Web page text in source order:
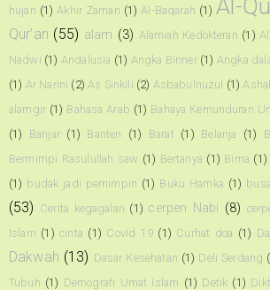
hujan (1) Akhir Zaman (1) Al-Baqarah (1) Al-
Qur’an (55) alam (3) Alamiah Kedokteran (1)
Nadwi (1) Andalusia (1) Angka Binner (1) Angka
(1) Ar Narini (2) As Sinkili (2) Asbabulnuzul (1)
alamgir (1) Bahasa Arab (1) Bahaya Kemunduran
(1)
Banjar (1) Banten (1) Barat (1) Belanja (1)
Bermimpi Rasulullah saw (1) Bertanya (1) Bima (1)
(1) budak jadi pemimpin (1) Buku Hamka (1)
(53) Cerita kegagalan (1) cerpen Nabi (8)
Islam (1) cinta (1) Covid 19 (1) Curhat doa (1)
Dakwah (13) Dasar Kesehatan (1) Deli Serdang
Tubuh (1) Demografi Umat Islam (1) Detik (1)